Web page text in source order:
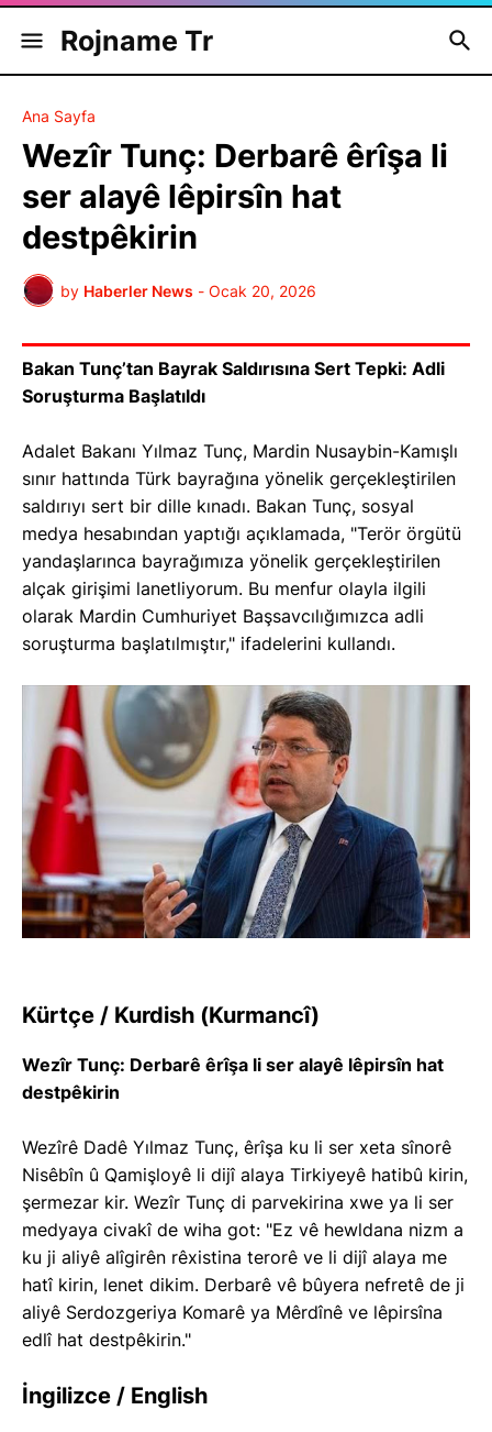
Rojname Tr
Ana Sayfa
Wezîr Tunç: Derbarê êrîşa li
ser alayê lêpirsîn hat
destpêkirin
by Haberler News - Ocak 20, 2026
Bakan Tunç’tan Bayrak Saldırısına Sert Tepki: Adli
Soruşturma Başlatıldı
Adalet Bakanı Yılmaz Tunç, Mardin Nusaybin-Kamışlı
sınır hattında Türk bayrağına yönelik gerçekleştirilen
saldırıyı sert bir dille kınadı. Bakan Tunç, sosyal
medya hesabından yaptığı açıklamada, "Terör örgütü
yandaşlarınca bayrağımıza yönelik gerçekleştirilen
alçak girişimi lanetliyorum. Bu menfur olayla ilgili
olarak Mardin Cumhuriyet Başsavcılığımızca adli
soruşturma başlatılmıştır," ifadelerini kullandı.
Kürtçe / Kurdish (Kurmancî)
Wezîr Tunç: Derbarê êrîşa li ser alayê lêpirsîn hat
destpêkirin
Wezîrê Dadê Yılmaz Tunç, êrîşa ku li ser xeta sînorê
Nisêbîn û Qamişloyê li dijî alaya Tirkiyeyê hatibû kirin,
şermezar kir. Wezîr Tunç di parvekirina xwe ya li ser
medyaya civakî de wiha got: "Ez vê hewldana nizm a
ku ji aliyê alîgirên rêxistina terorê ve li dijî alaya me
hatî kirin, lenet dikim. Derbarê vê bûyera nefretê de ji
aliyê Serdozgeriya Komarê ya Mêrdînê ve lêpirsîna
edlî hat destpêkirin."
İngilizce / English